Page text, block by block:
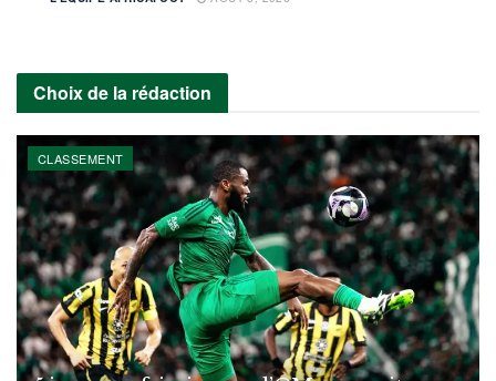
Choix de la rédaction
CLASSEMENT